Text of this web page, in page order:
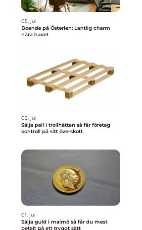
05. jul
Boende på Österlen: Lantlig charm
nära havet
02. jul
Sälja pall i trollhättan så får företag
kontroll på sitt överskott
01. jul
Sälja guld i malmö så får du mest
betalt på ett tryggt sätt